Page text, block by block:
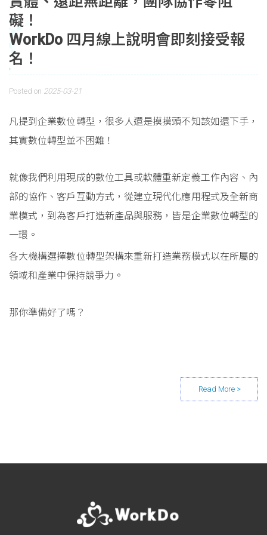
礙！
WorkDo 四月線上說明會即刻接受報
名！
Posted on 2025-03-21
凡提到企業數位轉型，很多人還是摸摸頭不知該如還下手，
其實數位轉型並不困難！
就像我們利用現成的數位工具或軟體重新定義工作內容、內
部的協作、客戶互動方式，從建立現代化應用程式及全新商
業模式，到為客戶打造新產品與服務，皆是企業數位轉型的
一環。
各大機構選擇數位轉型架構來重新打造業務模式以在所屬的
領域和產業中保持競爭力。
那你準備好了嗎？
Posts navigation